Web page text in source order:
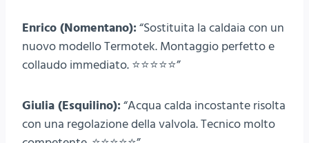
Enrico (Nomentano): “Sostituita la caldaia con un
nuovo modello Termotek. Montaggio perfetto e
collaudo immediato. ⭐⭐⭐⭐⭐”
Giulia (Esquilino): “Acqua calda incostante risolta
con una regolazione della valvola. Tecnico molto